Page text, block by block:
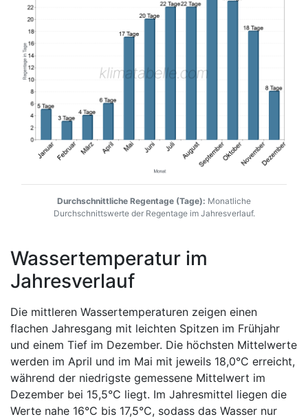
Durchschnittliche Regentage (Tage): Monatliche
Durchschnittswerte der Regentage im Jahresverlauf.
Wassertemperatur im
Jahresverlauf
Die mittleren Wassertemperaturen zeigen einen
flachen Jahresgang mit leichten Spitzen im Frühjahr
und einem Tief im Dezember. Die höchsten Mittelwerte
werden im April und im Mai mit jeweils 18,0°C erreicht,
während der niedrigste gemessene Mittelwert im
Dezember bei 15,5°C liegt. Im Jahresmittel liegen die
Werte nahe 16°C bis 17,5°C, sodass das Wasser nur